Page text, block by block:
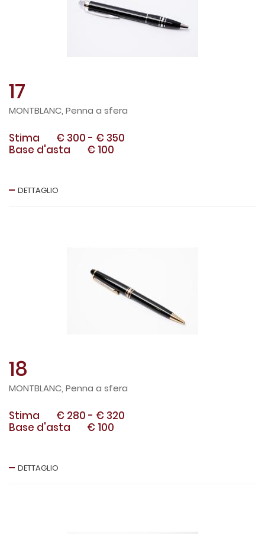
17
MONTBLANC, Penna a sfera
Stima € 300 - € 350
Base d'asta
€ 100
DETTAGLIO
18
MONTBLANC, Penna a sfera
Stima € 280 - € 320
Base d'asta
€ 100
DETTAGLIO